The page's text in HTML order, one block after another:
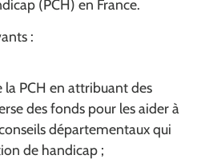
(PCH) en France.
:
PCH en attribuant des
des fonds pour les aider à
départementaux qui
de handicap ;